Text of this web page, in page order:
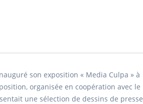
son exposition « Media Culpa » à
organisée en coopération avec le
une sélection de dessins de presse